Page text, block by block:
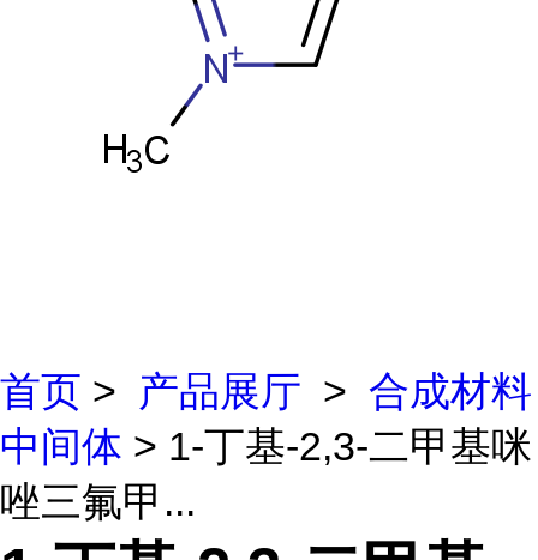
首页 > 产品展厅 > 合成材料
中间体 > 1-丁基-2,3-二甲基咪
唑三氟甲...